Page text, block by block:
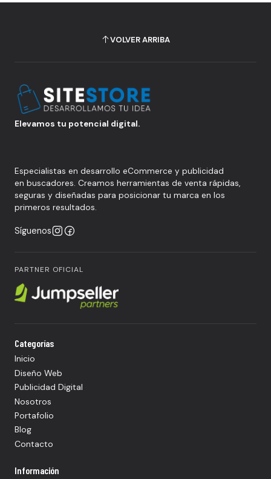
VOLVER ARRIBA
Elevamos tu potencial digital.
Especialistas en desarrollo eCommerce y publicidad
en buscadores. Creamos herramientas de venta rápidas,
seguras y diseñadas para posicionar tu marca en los
primeros resultados.
Síguenos
PARTNER OFICIAL
Categorías
Inicio
Diseño Web
Publicidad Digital
Nosotros
Portafolio
Blog
Contacto
Información